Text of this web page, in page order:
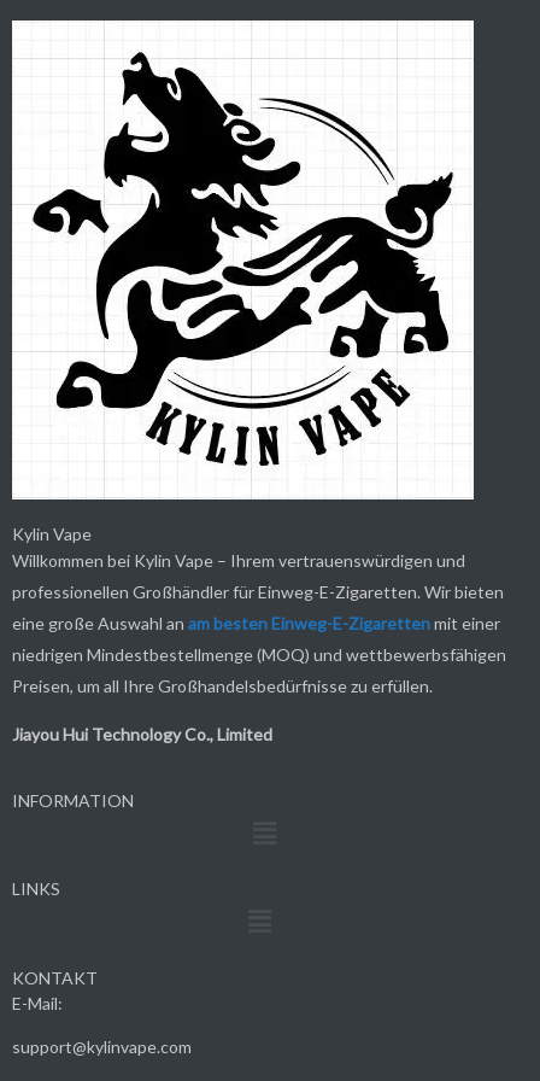
Kylin Vape
Willkommen bei Kylin Vape – Ihrem vertrauenswürdigen und
professionellen Großhändler für Einweg-E-Zigaretten. Wir bieten
eine große Auswahl an am bestenEinweg-E-Zigarettenmit einer
niedrigen Mindestbestellmenge (MOQ) und wettbewerbsfähigen
Preisen, um all Ihre Großhandelsbedürfnisse zu erfüllen.
Jiayou Hui Technology Co., Limited
INFORMATION
LINKS
KONTAKT
E-Mail:
support@kylinvape.com